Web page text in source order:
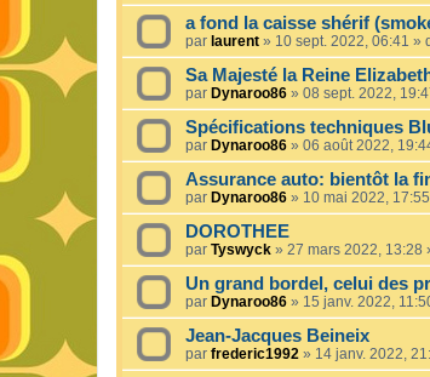
a fond la caisse shérif
par laurent » 10 sept. 2022, 06:41 »
Sa Majesté la Reine Elizabeth
par Dynaroo86 » 08 sept. 2022,
Spécifications techniques
par Dynaroo86 » 06 août 2022,
Assurance auto: bientôt la
par Dynaroo86 » 10 mai 2022, 17:55
DOROTHEE
par Tyswyck » 27 mars 2022, 13:28
Un grand bordel, celui des
par Dynaroo86 » 15 janv. 2022,
Jean-Jacques Beineix
par frederic1992 » 14 janv. 2022,